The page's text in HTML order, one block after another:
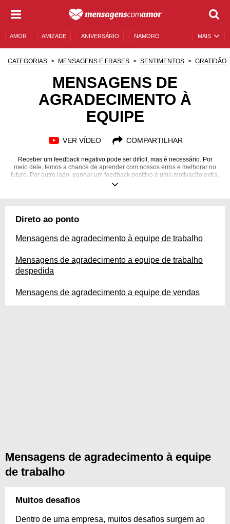
MAIS
AMOR AMIZADE ANIVERSÁRIO NAMORO
MENSAGENS E FRASES MENSAGENS DE ANIVERSÁRIO
FAMOSOS BÍBLIA
CATEGORIAS MENSAGENS E FRASES SENTIMENTOS GRATIDÃO
MENSAGENS DE
AGRADECIMENTO À
EQUIPE
VER VÍDEO COMPARTILHAR
Receber um feedback negativo pode ser difícil, mas é necessário. Por
meio dele, temos a chance de aprender com nossos erros e melhorar no
futuro. Por outro lado, ganhar um feedback positivo é uma motivação extra,
que traz mais alegria, mais leveza e mais disposição pro trabalho
Direto ao ponto
Mensagens de agradecimento à equipe de trabalho
Mensagens de agradecimento a equipe de trabalho
despedida
Mensagens de agradecimento a equipe de vendas
Mensagens de agradecimento à equipe
de trabalho
Muitos desafios
Dentro de uma empresa, muitos desafios surgem ao